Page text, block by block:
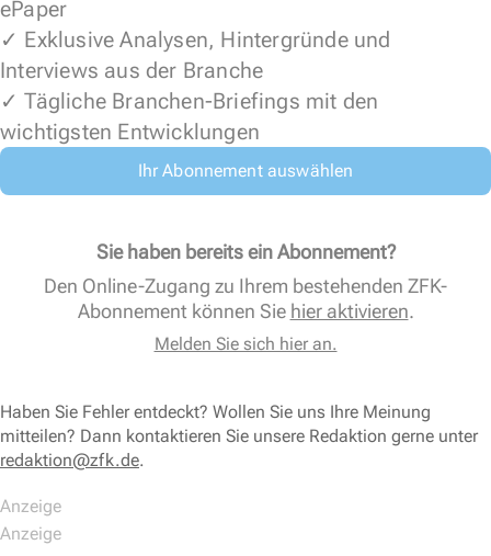
ePaper
✓ Exklusive Analysen, Hintergründe und
Interviews aus der Branche
✓ Tägliche Branchen-Briefings mit den
wichtigsten Entwicklungen
Ihr Abonnement auswählen
Sie haben bereits ein Abonnement?
Den Online-Zugang zu Ihrem bestehenden ZFK-
Abonnement können Sie hier aktivieren.
Melden Sie sich hier an.
Haben Sie Fehler entdeckt? Wollen Sie uns Ihre Meinung
mitteilen? Dann kontaktieren Sie unsere Redaktion gerne unter
redaktion@zfk.de.